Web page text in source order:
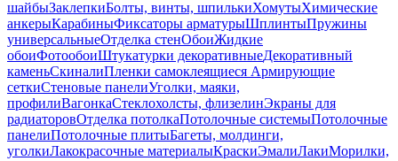
шайбыЗаклепкиБолты, винты, шпилькиХомутыХимические
анкерыКарабиныФиксаторы арматурыШплинтыПружины
универсальныеОтделка стенОбоиЖидкие
обоиФотообоиШтукатурки декоративныеДекоративный
каменьСкиналиПленки самоклеящиеся Армирующие
сеткиСтеновые панелиУголки, маяки,
профилиВагонкаСтеклохолсты, флизелинЭкраны для
радиаторовОтделка потолкаПотолочные системыПотолочные
панелиПотолочные плитыБагеты, молдинги,
уголкиЛакокрасочные материалыКраскиЭмалиЛакиМорилки,